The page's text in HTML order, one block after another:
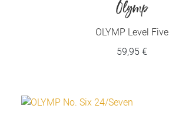
Olymp
OLYMP Level Five
59,95 €